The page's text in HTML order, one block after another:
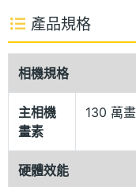
M500。
令人眼睛為之一亮
iF 的肯定，榮得
傲，期望未來也有
產品規格
相機規格
主相機
畫素
130 萬
硬體效能